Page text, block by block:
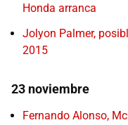
Honda arranca
Jolyon Palmer,
2015
23 noviembre
Fernando Alonso,